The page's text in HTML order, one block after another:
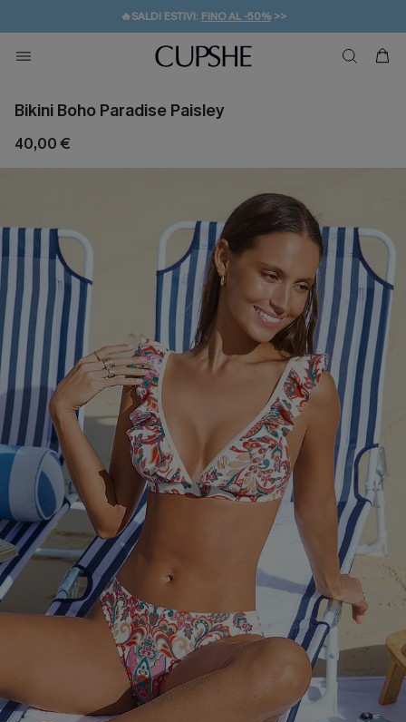
🔥SALDI ESTIVI: FINO AL -50%>>
🚚SPEDIZIONE GRATUITA DA 49€
💌REGALO PER I NUOVI: 20% DI SCONTO*
Bikini Boho Paradise Paisley
40,00 €